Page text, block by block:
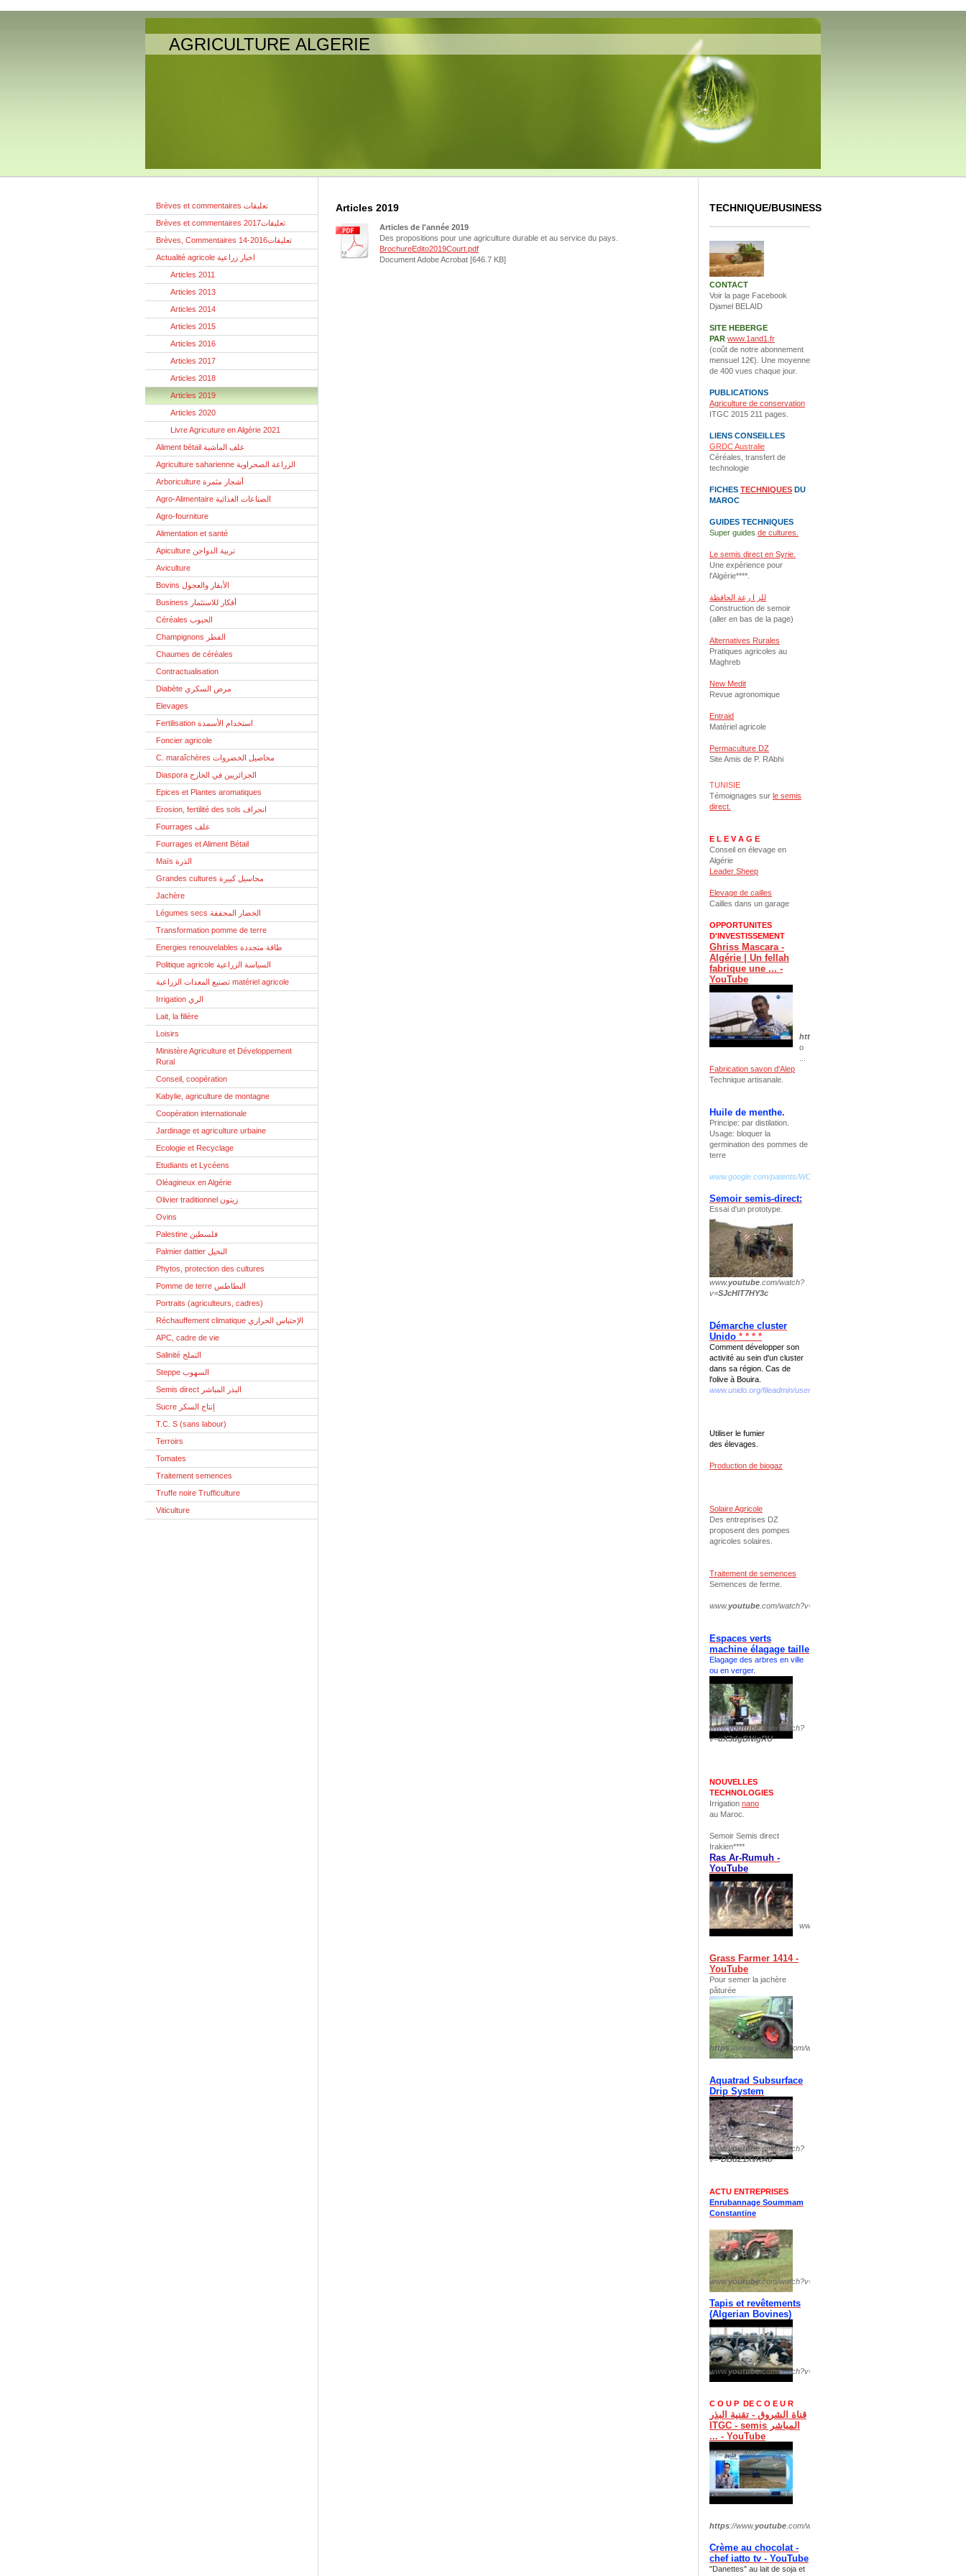
AGRICULTURE ALGERIE
Brèves et commentaires تعليقات
Brèves et commentaires تعليقات2017
Brèves, Commentaires تعليقات2016-14
Actualité agricole اخبار زراعية
Articles 2011
Articles 2013
Articles 2014
Articles 2015
Articles 2016
Articles 2017
Articles 2018
Articles 2019
Articles 2020
Livre Agricuture en Algérie 2021
Aliment bétail علف الماشية
Agriculture saharienne الزراعة الصحراوية
Arboriculture أشجار مثمرة
Agro-Alimentaire الصناعات الغذائية
Agro-fourniture
Alimentation et santé
Apiculture تربية الدواجن
Aviculture
Bovins الأبقار والعجول
Business أفكار للاستثمار
Céréales الحبوب
Champignons الفطر
Chaumes de céréales
Contractualisation
Diabète مرض السكري
Elevages
Fertilisation استخدام الأسمدة
Foncier agricole
C. maraîchères محاصيل الخضروات
Diaspora الجزائريين في الخارج
Epices et Plantes aromatiques
Erosion, fertilité des sols انجراف
Fourrages علف
Fourrages et Aliment Bétail
Maïs الذرة
Grandes cultures محاسيل كبيرة
Jachère
Légumes secs الخضار المجففة
Transformation pomme de terre
Energies renouvelables طاقة متجددة
Politique agricole السياسة الزراعية
تصنيع المعدات الزراعية matériel agricole
Irrigation الري
Lait, la filière
Loisirs
Ministère Agriculture et Développement
Rural
Conseil, coopération
Kabylie, agriculture de montagne
Coopération internationale
Jardinage et agriculture urbaine
Ecologie et Recyclage
Etudiants et Lycéens
Oléagineux en Algérie
Olivier traditionnel زيتون
Ovins
Palestine فلسطين
Palmier dattier النخيل
Phytos, protection des cultures
Pomme de terre البطاطس
Portraits (agriculteurs, cadres)
Réchauffement climatique الإحتباس الحراري
APC, cadre de vie
Salinité التملح
Steppe السهوب
Semis direct البذر المباشر
Sucre إنتاج السكر
T.C. S (sans labour)
Terroirs
Tomates
Traitement semences
Truffe noire Trufficulture
Viticulture
Articles 2019
Articles de l'année 2019
Des propositions pour une agriculture durable et au service du pays.
BrochureEdito2019Court.pdf
Document Adobe Acrobat [646.7 KB]
TECHNIQUE/BUSINESS
CONTACT
Voir la page Facebook
Djamel BELAID
SITE HEBERGE
PAR www.1and1.fr
(coût de notre abonnement
mensuel 12€). Une moyenne
de 400 vues chaque jour.
PUBLICATIONS
Agriculture de conservation
ITGC 2015 211 pages.
LIENS CONSEILLES
GRDC Australie
Céréales, transfert de
technologie
FICHES TECHNIQUES DU
MAROC
GUIDES TECHNIQUES
Super guides de cultures.
Le semis direct en Syrie.
Une expérience pour
l'Algérie****.
للز ا رعة الحافظة
Construction de semoir
(aller en bas de la page)
Alternatives Rurales
Pratiques agricoles au
Maghreb
New Medit
Revue agronomique
Entraid
Matériel agricole
Permaculture DZ
Site Amis de P. RAbhi
TUNISIE
Témoignages sur le semis
direct.
E L E V A G E
Conseil en élevage en
Algérie
Leader Sheep
Elevage de cailles
Cailles dans un garage
OPPORTUNITES
D'INVESTISSEMENT
Ghriss Mascara -
Algérie | Un fellah
fabrique une ... -
YouTube
https
o
Fabrication savon d'Alep
Technique artisanale.
Huile de menthe.
Principe: par distilation.
Usage: bloquer la
germination des pommes de
terre
www.google.com/patents/WO2009068803A2?cl=fr
Semoir semis-direct:
Essai d'un prototype.
www.youtube .com/watch?
v=SJcHIT7HY3c
Démarche cluster
Unido * * * *
Comment développer son
activité au sein d'un cluster
dans sa région. Cas de
l'olive à Bouira.
www.unido.org/fileadmin/user...we.../interno_web_DEF.pdf
Utiliser le fumier
des élevages.
Production de biogaz
Solaire Agricole
Des entreprises DZ
proposent des pompes
agricoles solaires.
Traitement de semences
Semences de ferme.
www.youtube .com/watch?v=
Espaces verts
machine élagage taille
Elagage des arbres en ville
ou en verger.
www.youtube.com/watch?
v=uX3dgBNigRU
NOUVELLES
TECHNOLOGIES
Irrigation nano
au Maroc.
Semoir Semis direct
Irakien****
Ras Ar-Rumuh -
YouTube
www.
Grass Farmer 1414 -
YouTube
Pour semer la jachère
pâturée
https://www. youtube.com/watch?v=
Aquatrad Subsurface
Drip System
www.youtube.com/watch?
v=-DBdZ1XvRAo
ACTU ENTREPRISES
Enrubannage Soummam
Constantine
www.youtube .com/watch?v=
Tapis et revêtements
(Algerian Bovines)
www.youtube.com/watch?v=
C O U P DE C O E U R
قناة الشروق - تقنية البذر
المباشر ITGC - semis
... - YouTube
https://www.youtube .com/watch?v=
Crème au chocolat -
chef iatto tv - YouTube
"Danettes" au lait de soja et